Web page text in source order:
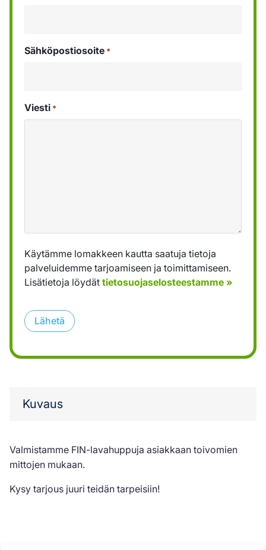
Sähköpostiosoite *
Viesti *
Käytämme lomakkeen kautta saatuja tietoja
palveluidemme tarjoamiseen ja toimittamiseen.
Lisätietoja löydät tietosuojaselosteestamme »
Lähetä
Kuvaus
Valmistamme FIN-lavahuppuja asiakkaan toivomien
mittojen mukaan.
Kysy tarjous juuri teidän tarpeisiin!